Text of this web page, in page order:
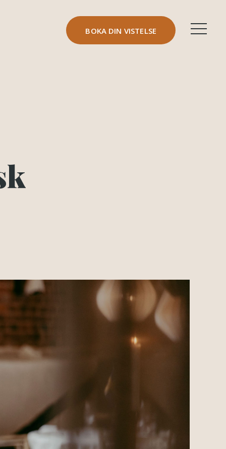
BOKA DIN VISTELSE